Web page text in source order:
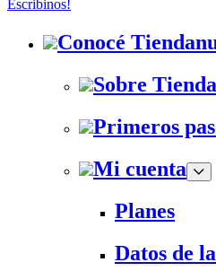
Escribinos!
Conocé
Sobre
Primeros
Mi cuenta
Planes
Datos de